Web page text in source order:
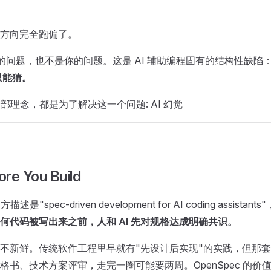
向完全跑偏了。
问题，也不是你的问题。这是 AI 辅助编程固有的结构性缺陷
猜。
理念，都是为了解决这一个问题: AI 幻觉
You Build
描述是"spec-driven development for AI coding assistants"
代码被写出来之前，人和 AI 先对规格达成明确共识。
新鲜。传统软件工程里早就有"先设计后实现"的实践，但
书、技术方案评审，走完一圈可能要两周。OpenSpec 的价